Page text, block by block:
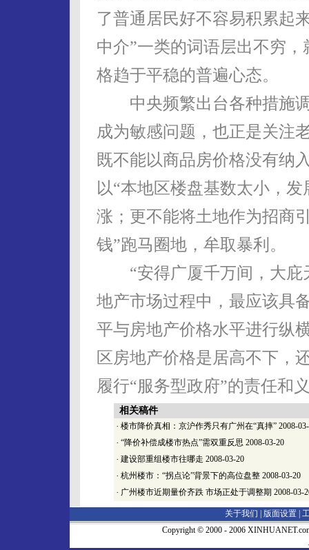
了普通居民好不容易积累起
中介”一类的词语层出不穷
格趋于平稳的普遍心态。
中央频繁出台各种措施调
成为敏感问题，也正是关注
既不能以商品房价格没有纳
以“本地区楼盘基数太小，
涨；更不能将土地作为招商
钱”跑马圈地，牟取暴利。
“安得广厦千万间，大庇
地产市场过程中，最应该具
平与房地产价格水平进行纵
区房地产价格是居高不下，
履行“服务型政府”的责任和
相关稿件
· 楼市降价真相：京沪作秀只有广州在“真摔” 2008-
· “降价补偿成楼市热点”需双重反思 2008-03-20
· 建设部重组楼市往哪走 2008-03-20
· 杭州楼市：“拐点论”背景下的高位盘整 2008-03-20
· 广州楼市近期量价齐跌 市场正处于调整期 2008-03-
关于我们 | 版面设置
Copyright © 2000 - 2006